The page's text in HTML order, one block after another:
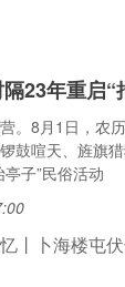
23年重启“
。8月1日，农
鼓喧天、旌旗
子”民俗活动